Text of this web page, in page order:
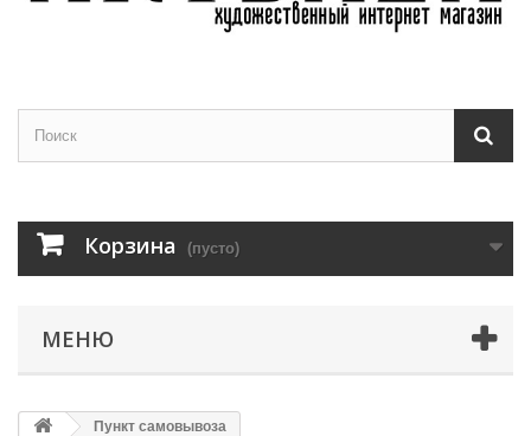
Корзина (пусто)
МЕНЮ
Пункт самовывоза